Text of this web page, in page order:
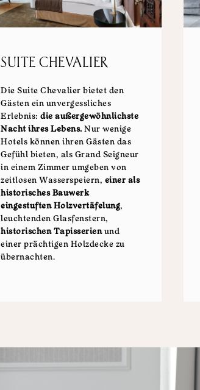
SUITE CHEVALIER
Die Suite Chevalier bietet den
Gästen ein unvergessliches
Erlebnis: die außergewöhnlichste
Nacht ihres Lebens. Nur wenige
Hotels können ihren Gästen das
Gefühl bieten, als Grand Seigneur
in einem Zimmer umgeben von
zeitlosen Wasserspeiern, einer als
historisches Bauwerk
eingestuften Holzvertäfelung,
leuchtenden Glasfenstern,
historischen Tapisserienund
einer prächtigen Holzdecke zu
übernachten.